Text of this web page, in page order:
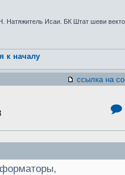
Натяжитель Исаи. БК Штат шеви
к началу
ссылка на